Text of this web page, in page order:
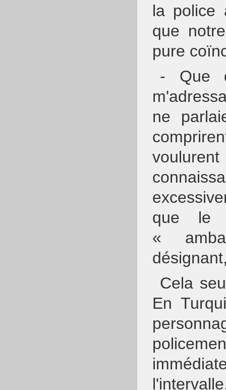
la police
que
pure
- Que
ne
que le
«
Cela
En